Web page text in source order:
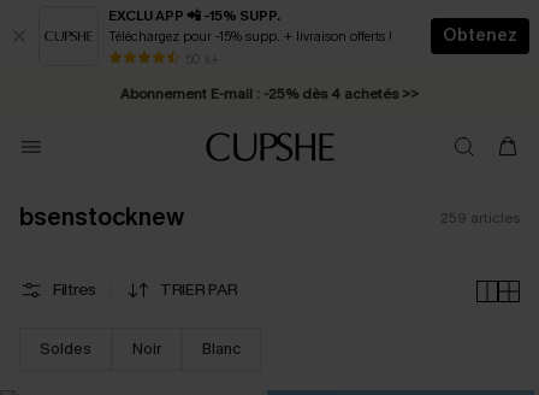
EXCLU APP 📲 -15% SUPP.
Téléchargez pour -15% supp. + livraison offerts !
50 k+
Obtenez
* Livraison éclair 2-3 jours ouvrés >>
Abonnement E-mail : -25% dès 4 achetés >>
bsenstocknew 259 articles
Filtres TRIER PAR
Soldes Noir Blanc